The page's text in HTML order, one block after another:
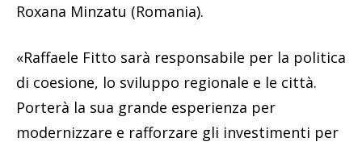
Roxana Minzatu (Romania).
«Raffaele Fitto sarà responsabile per la politica
di coesione, lo sviluppo regionale e le città.
Porterà la sua grande esperienza per
modernizzare e rafforzare gli investimenti per